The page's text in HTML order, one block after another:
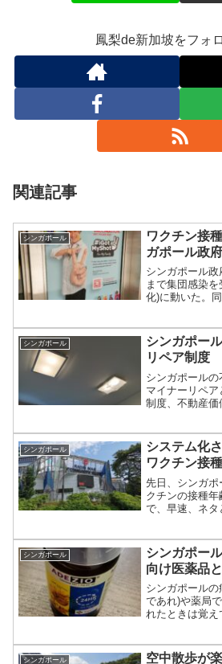
鳳梨de新加坡をフォ
関連記事
シンガポール
ワクチン接
ガポール政府
シンガポール
まで集団感染
化)に動いた。
いた学校への
もに、全年齢
すめる動きに
シンガポール
シンガポー
リペア制度
シンガポールの
マイナーリペ
制度、不動産価
シンガポール
システム化
ワクチン接種
先日、シンガポ
クチンの接種
で、早速、ネタ
分証が整備さ
テム化されて
紹介。
シンガポール
シンガポー
向け医薬品
シンガポール
であれ)や薬局
れたときは覚
たりしないだ
ようとしても
てはて…。
シンガポール 空中散歩が